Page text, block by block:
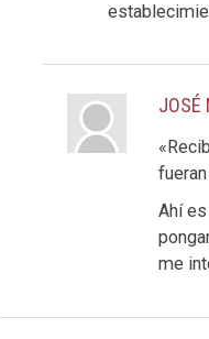
JOSÉ
Ahí
me